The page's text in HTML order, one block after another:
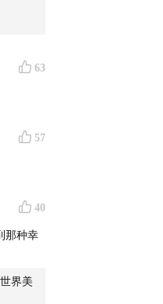
、反
手 复
63
57
40
那种幸
界美